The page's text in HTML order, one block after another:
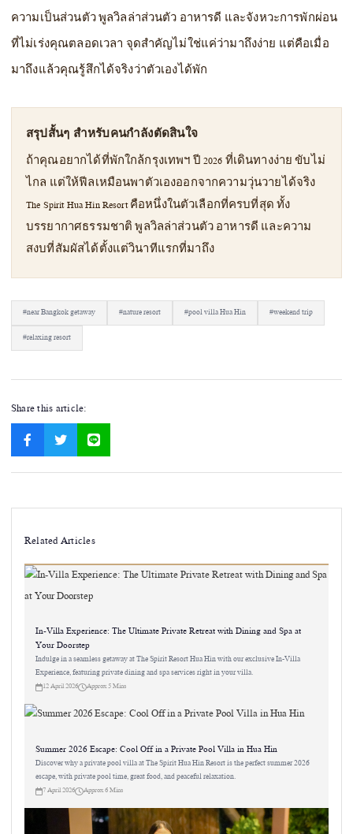
ความเป็นส่วนตัว พูลวิลล่าส่วนตัว อาหารดี และจังหวะการพักผ่อน
ที่ไม่เร่งคุณตลอดเวลา จุดสำคัญไม่ใช่แค่ว่ามาถึงง่าย แต่คือเมื่อ
มาถึงแล้วคุณรู้สึกได้จริงว่าตัวเองได้พัก
สรุปสั้นๆ สำหรับคนกำลังตัดสินใจ
ถ้าคุณอยากได้ที่พักใกล้กรุงเทพฯ ปี 2026 ที่เดินทางง่าย ขับไม่
ไกล แต่ให้ฟีลเหมือนพาตัวเองออกจากความวุ่นวายได้จริง
The Spirit Hua Hin Resort คือหนึ่งในตัวเลือกที่ครบที่สุด ทั้ง
บรรยากาศธรรมชาติ พูลวิลล่าส่วนตัว อาหารดี และความ
สงบที่สัมผัสได้ตั้งแต่วินาทีแรกที่มาถึง
#near Bangkok getaway #nature resort #pool villa Hua Hin #weekend trip
#relaxing resort
Share this article:
Related Articles
In-Villa Experience: The Ultimate Private Retreat with Dining and Spa at
Your Doorstep
Indulge in a seamless getaway at The Spirit Resort Hua Hin with our exclusive In-Villa
Experience, featuring private dining and spa services right in your villa.
12 April 2026 Approx 5 Mins
Summer 2026 Escape: Cool Off in a Private Pool Villa in Hua Hin
Discover why a private pool villa at The Spirit Hua Hin Resort is the perfect summer 2026
escape, with private pool time, great food, and peaceful relaxation.
7 April 2026 Approx 6 Mins